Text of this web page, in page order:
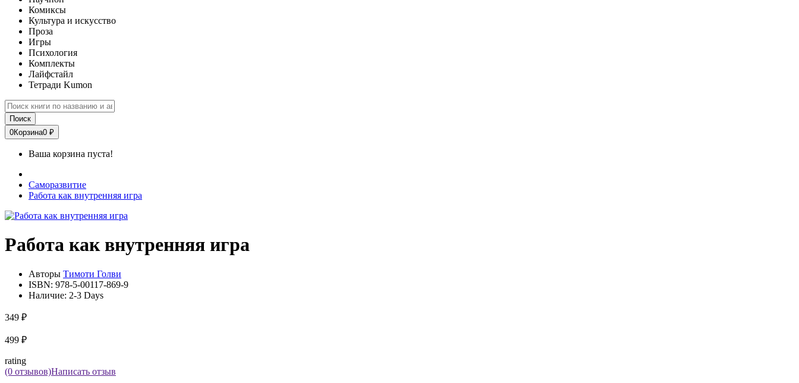
Комиксы
Культура и искусство
Проза
Игры
Психология
Комплекты
Лайфстайл
Тетради Kumon
Поиск
0Корзина0 ₽
Ваша корзина пуста!
Саморазвитие
Работа как внутренняя игра
Работа как внутренняя игра
Авторы Тимоти Голви
ISBN: 978-5-00117-869-9
Наличие: 2-3 Days
349 ₽
499 ₽
rating
(0 отзывов)Написать отзыв